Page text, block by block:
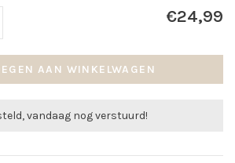
€24,99
AAN WINKELWAGEN
vandaag nog verstuurd!